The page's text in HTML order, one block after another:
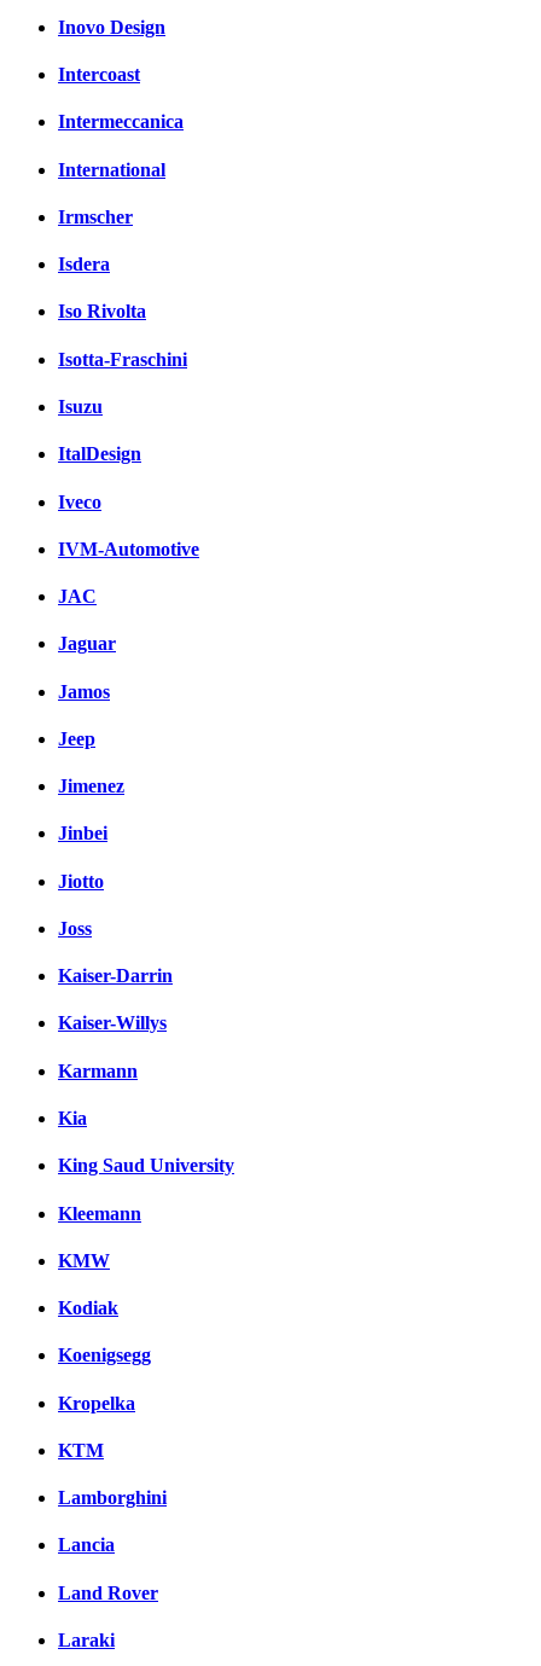
Inovo Design
Intercoast
Intermeccanica
International
Irmscher
Isdera
Iso Rivolta
Isotta-Fraschini
Isuzu
ItalDesign
Iveco
IVM-Automotive
JAC
Jaguar
Jamos
Jeep
Jimenez
Jinbei
Jiotto
Joss
Kaiser-Darrin
Kaiser-Willys
Karmann
Kia
King Saud University
Kleemann
KMW
Kodiak
Koenigsegg
Kropelka
KTM
Lamborghini
Lancia
Land Rover
Laraki